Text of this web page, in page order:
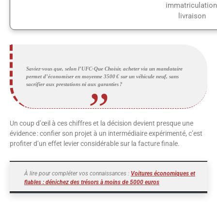
livraison
Saviez-vous que, selon l’UFC-Que Choisir, acheter via un mandataire
permet d’économiser en moyenne 3500 € sur un véhicule neuf, sans
sacrifier aux prestations ni aux garanties ?
Un coup d’œil à ces chiffres et la décision devient presque une
évidence : confier son projet à un intermédiaire expérimenté, c’est
profiter d’un effet levier considérable sur la facture finale.
À lire pour compléter vos connaissances : Voitures économiques et
fiables : dénichez des trésors à moins de 5000 euros